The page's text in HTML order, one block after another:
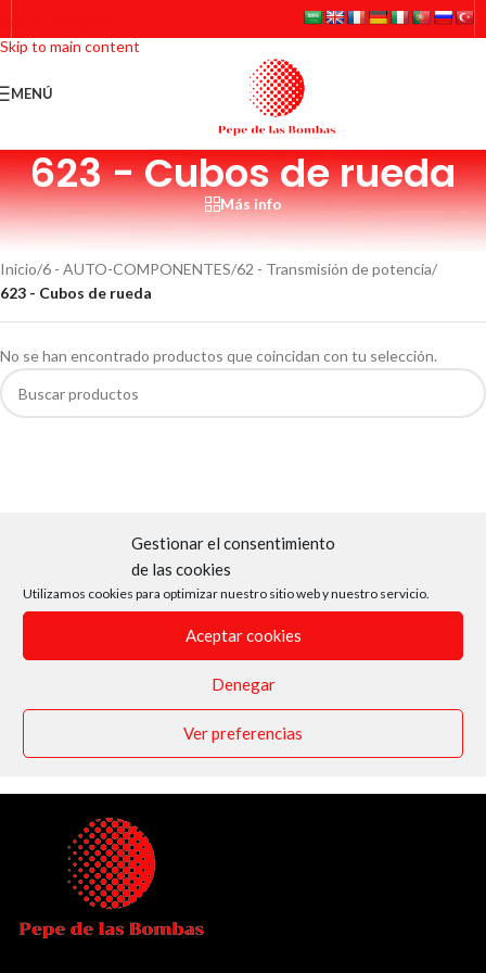
Gestionar el consentimiento
de las cookies
Utilizamos cookies para optimizar nuestro sitio web y nuestro servicio.
Aceptar cookies
Denegar
Ver preferencias
Skip to navigation
Skip to main content
MENÚ
623 - Cubos de rueda
Más info
Bujes o cubos de ruedas de automoción.
Inicio/6 - AUTO-COMPONENTES/62 - Transmisión de potencia/
623 - Cubos de rueda
No se han encontrado productos que coincidan con tu selección.